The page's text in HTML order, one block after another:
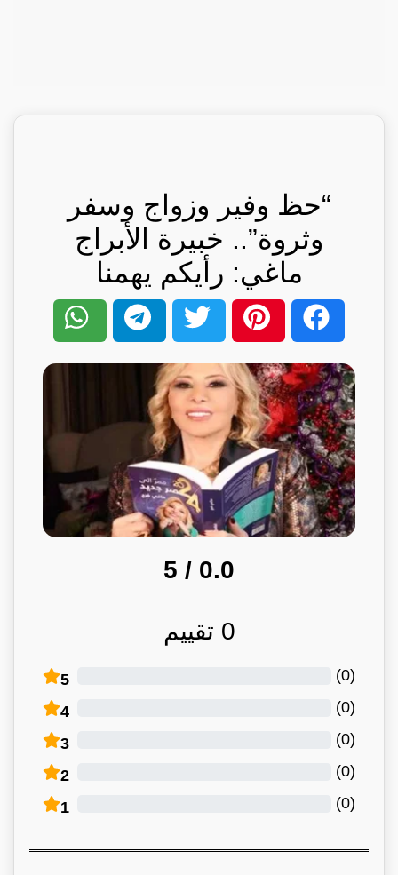
“حظ وفير وزواج وسفر
وثروة”.. خبيرة الأبراج
ماغي: رأيكم يهمنا
0.0
/ 5
0 تقييم
5 (
0
)
4 (
0
)
3 (
0
)
2 (
0
)
1 (
0
)